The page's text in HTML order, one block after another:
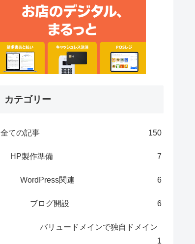
カテゴリー
全ての記事 150
HP製作準備 7
WordPress関連 6
ブログ開設 6
バリュードメインで独自ドメイン
1